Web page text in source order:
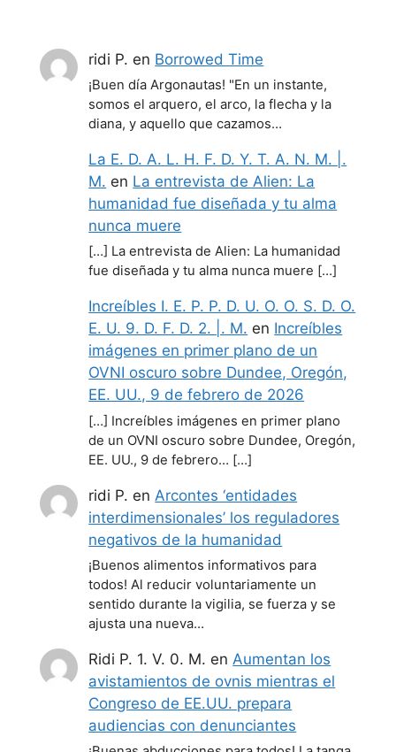
ridi P. en Borrowed Time
¡Buen día Argonautas! "En un instante,
somos el arquero, el arco, la flecha y la
diana, y aquello que cazamos…
La E. D. A. L. H. F. D. Y. T. A. N. M. |.
M. en La entrevista de Alien: La
humanidad fue diseñada y tu alma
nunca muere
[…] La entrevista de Alien: La humanidad
fue diseñada y tu alma nunca muere […]
Increíbles I. E. P. P. D. U. O. O. S. D. O.
E. U. 9. D. F. D. 2. |. M. en Increíbles
imágenes en primer plano de un
OVNI oscuro sobre Dundee, Oregón,
EE. UU., 9 de febrero de 2026
[…] Increíbles imágenes en primer plano
de un OVNI oscuro sobre Dundee, Oregón,
EE. UU., 9 de febrero… […]
ridi P. en Arcontes ‘entidades
interdimensionales’ los reguladores
negativos de la humanidad
¡Buenos alimentos informativos para
todos! Al reducir voluntariamente un
sentido durante la vigilia, se fuerza y se
ajusta una nueva…
Ridi P. 1. V. 0. M. enAumentan los
avistamientos de ovnis mientras el
Congreso de EE.UU. prepara
audiencias con denunciantes